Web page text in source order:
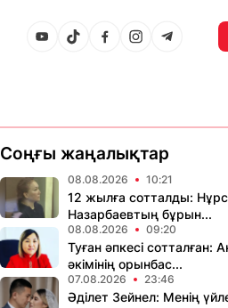
Соңғы жаңалықтар
08.08.2026 10:21
12 жылға сотталды:
Назарбаевтың бұрын...
08.08.2026 09:20
Туған әпкесі сотталған:
әкімінің орынбас...
07.08.2026 23:46
Әділет Зейнел: Менің